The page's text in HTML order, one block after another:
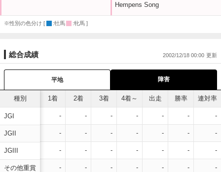
Hempens Song
※性別の色分け [ :牡馬 :牝馬 ]
総合成績 2002/12/18 00:00
平地 障害
種別
JGI
JGII
JGIII
その他重賞
1着 2着 3着 4着～ 出走 勝率 連対率
- - - - - - -
- - - - - - -
- - - - - - -
- - - - - - -